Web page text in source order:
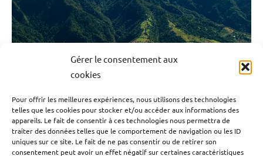
Gérer le consentement aux
cookies
Pour offrir les meilleures expériences, nous utilisons des technologies
telles que les cookies pour stocker et/ou accéder aux informations des
appareils. Le fait de consentir à ces technologies nous permettra de
traiter des données telles que le comportement de navigation ou les ID
uniques sur ce site. Le fait de ne pas consentir ou de retirer son
consentement peut avoir un effet négatif sur certaines caractéristiques
La Montagne Pelée et les Pitons du Nord sont
inscrits au patrimoine mondial de l’UNESCO.
17 septembre 2023 Emrick Leandre
Après celui de réserve de […]